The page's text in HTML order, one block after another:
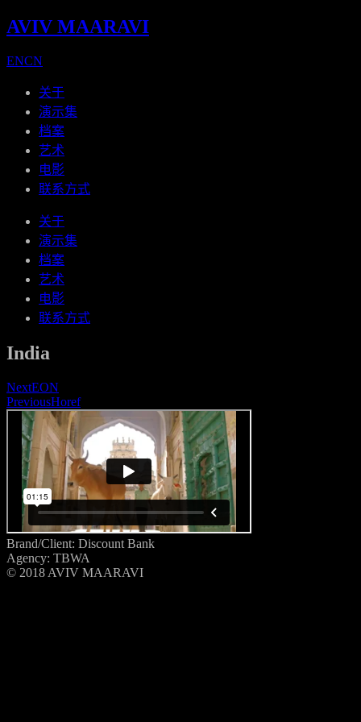
AVIV MAARAVI
ENCN
关于
演示集
档案
艺术
电影
联系方式
关于
演示集
档案
艺术
电影
联系方式
India
NextEON
PreviousHoref
Brand/Client: Discount Bank
Agency: TBWA
© 2018 AVIV MAARAVI